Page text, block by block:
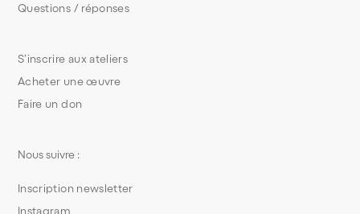
S’inscrire aux ateliers
Acheter une œuvre
Faire un don
Questions / réponses
Nous suivre :
Inscription newsletter
Instagram